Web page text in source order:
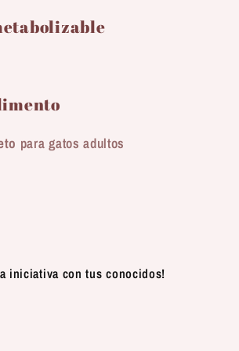
para gatos adultos
iniciativa con tus conocidos!